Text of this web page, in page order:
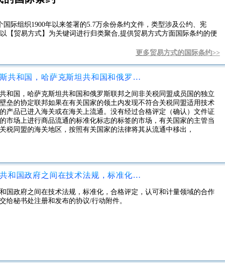
际组织1900年以来签署的5.7万余份条约文件，类型涉及公约、宪
【贸易方式】为关键词进行归类聚合,提供贸易方式方面国际条约的便
更多贸易方式的国际条约>>
关税同盟成员国之间消除与白俄罗斯共和国，哈萨克斯坦共和国和俄罗斯联邦之间非关税同盟成员国的独立国家联合体参加国之间相互贸易中的技术壁垒的协定联邦
和国，哈萨克斯坦共和国和俄罗斯联邦之间非关税同盟成员国的独立
垒的协定联邦如果在有关国家的领土内发现不符合关税同盟适用技术
产品已进入海关或在海关上流通。没有经过合格评定（确认）文件证
市场上进行商品流通的标准化标志的标签的市场，有关国家的主管当
税同盟的海关地区，按照有关国家的法律将其从流通中移出，
土耳其共和国政府与吉尔吉斯斯坦共和国政府之间在技术法规，标准化，合格评定，认可和计量领域的合作协定
国政府之间在技术法规，标准化，合格评定，认可和计量领域的合作
给秘书处注册和发布的协议/行动附件。